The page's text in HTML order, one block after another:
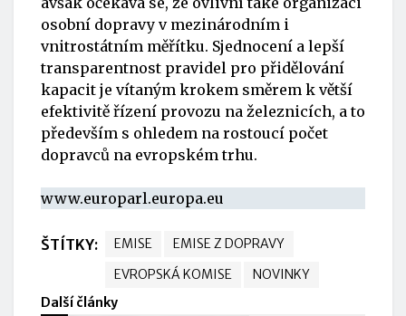
osobní dopravy v mezinárodním i
vnitrostátním měřítku. Sjednocení a lepší
transparentnost pravidel pro přidělování
kapacit je vítaným krokem směrem k větší
efektivitě řízení provozu na železnicích, a to
především s ohledem na rostoucí počet
dopravců na evropském trhu.
www.europarl.europa.eu
ŠTÍTKY: EMISE
EMISE Z DOPRAVY
EVROPSKÁ KOMISE
NOVINKY
Další články